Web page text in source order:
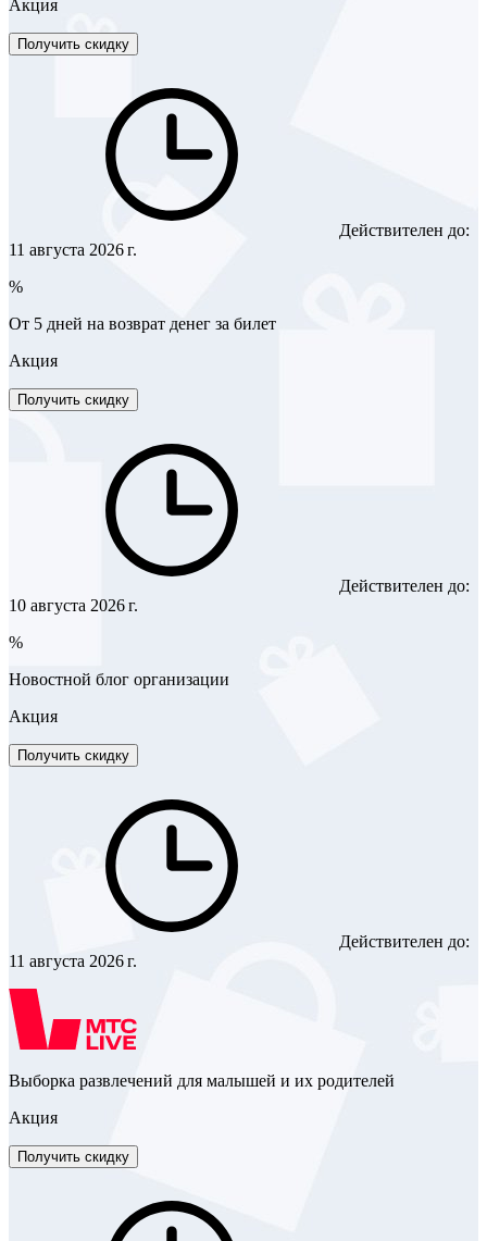
Акция
Получить скидку
Действителен до:
11 августа 2026 г.
%
От 5 дней на возврат денег за билет
Акция
Получить скидку
Действителен до:
10 августа 2026 г.
%
Новостной блог организации
Акция
Получить скидку
Действителен до:
11 августа 2026 г.
Выборка развлечений для малышей и их родителей
Акция
Получить скидку